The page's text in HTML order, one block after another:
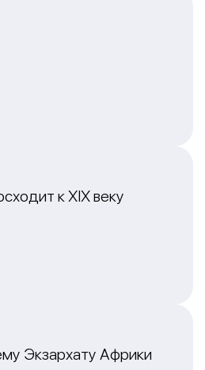
к XIX веку
Экзархату Африки